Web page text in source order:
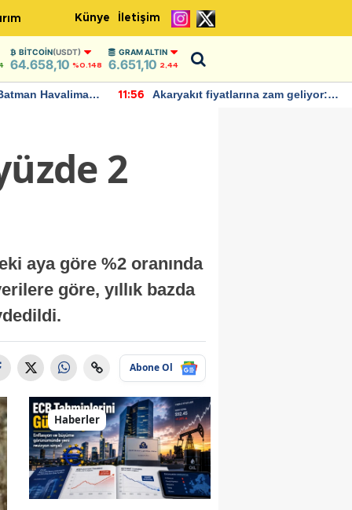
Künye İletişim
BITCOIN(USDT)
64.658,10 %0.148
GRAM ALTIN
6.651,10 2,44
Havalimanı
11:56
Akaryakıt fiyatlarına zam geliyor:
2
aya göre %2 oranında
göre, yıllık bazda
Abone Ol
Haberler